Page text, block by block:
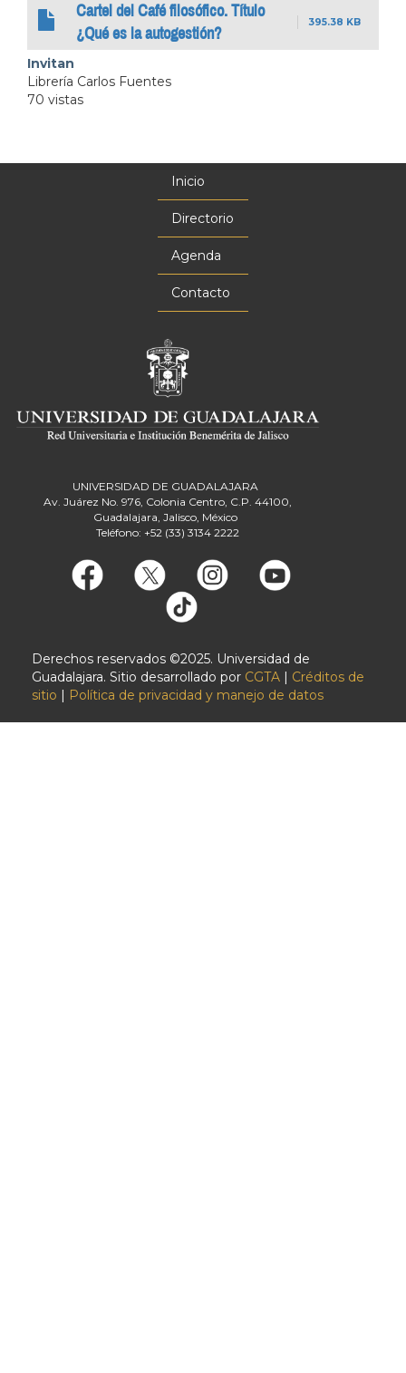
Cartel del Café filosófico. Título
¿Qué es la autogestión?
395.38 KB
Invitan
Librería Carlos Fuentes
70 vistas
Inicio
Directorio
Agenda
Contacto
UNIVERSIDAD DE GUADALAJARA
Av. Juárez No. 976, Colonia Centro, C.P. 44100,
Guadalajara, Jalisco, México
Teléfono: +52 (33) 3134 2222
Derechos reservados ©2025. Universidad de
Guadalajara. Sitio desarrollado por CGTA | Créditos de
sitio | Política de privacidad y manejo de datos